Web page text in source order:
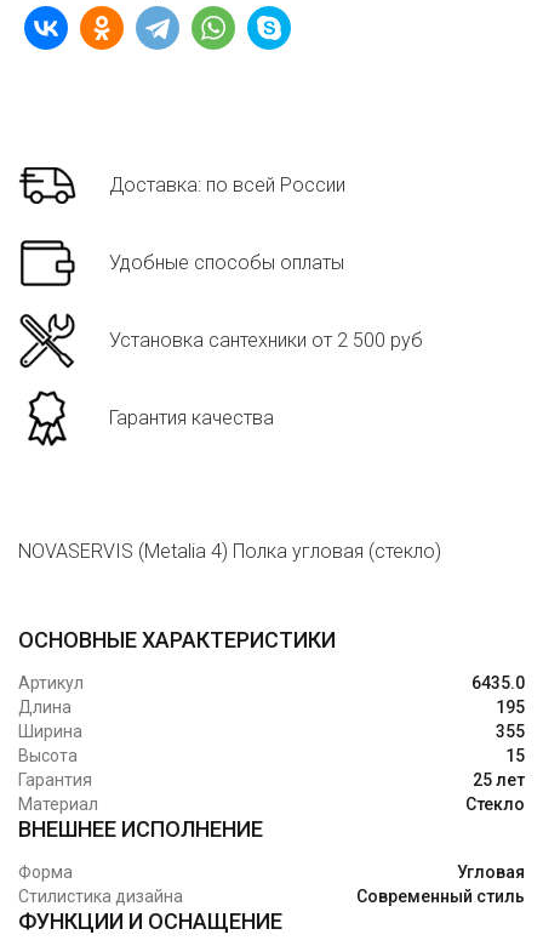
Доставка: по всей России
Удобные способы оплаты
Установка сантехники от 2 500 руб
Гарантия качества
NOVASERVIS (Metalia 4) Полка угловая (стекло)
ОСНОВНЫЕ ХАРАКТЕРИСТИКИ
Артикул
6435.0
Длина
195
Ширина
355
Высота
15
Гарантия
25 лет
Материал
Стекло
ВНЕШНЕЕ ИСПОЛНЕНИЕ
Форма
Угловая
Стилистика дизайна
Современный стиль
ФУНКЦИИ И ОСНАЩЕНИЕ